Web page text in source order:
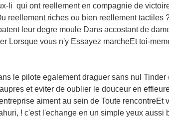
li qui ont reellement en compagnie de
reellement riches ou bien reellement tactiles
leur degre moule Dans accostant de
Lorsque vous n'y Essayez marcheEt toi-
le pilote egalement draguer sans nul
et eviter de oublier le douceur en
aiment au sein de Toute rencontreEt
! c'est l'echange en un simple yeux aussi